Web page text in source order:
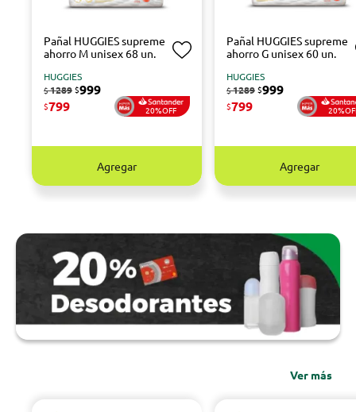
Pañal HUGGIES supreme
ahorro M unisex 68 un.
HUGGIES
$1289 $999
$799 20%OFF
Agregar
Pañal HUGGIES supreme
ahorro G unisex 60 un.
HUGGIES
$1289 $999
$799
Agregar
Ver más